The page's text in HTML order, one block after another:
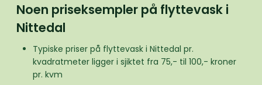
Noen priseksempler på flyttevask i
Nittedal
Typiske priser på flyttevask i Nittedal pr.
kvadratmeter ligger i sjiktet fra 75,- til 100,- kroner
pr. kvm